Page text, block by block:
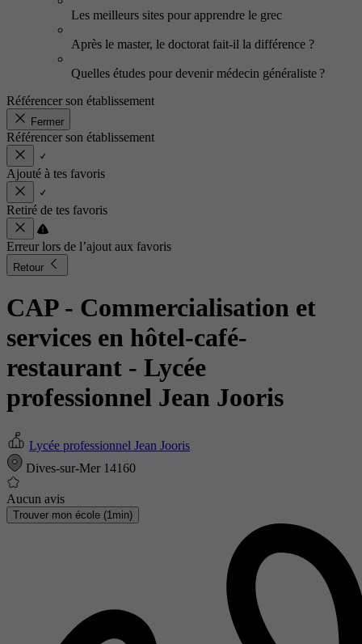
Les meilleurs sites pour apprendre le grec
Après le master, le doctorat fait-il la différence ?
Quelles études pour devenir médecin généraliste ?
Référencer son établissement
Fermer
Référencer son établissement
Ajouté à tes favoris
Retiré de tes favoris
Erreur lors de l’ajout aux favoris
Retour
CAP - Commercialisation et
services en hôtel-café-
restaurant - Lycée
professionnel Jean Jooris
Lycée professionnel Jean Jooris
Dives-sur-Mer 14160
Aucun avis
Trouver mon école (1min)